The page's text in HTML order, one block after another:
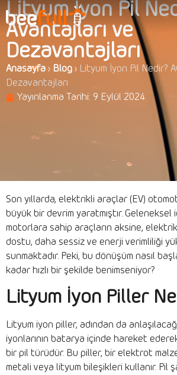
Lityum İyon Pil
Avantajları ve
Dezavantajları
Anasayfa › Blog › Lityum İyon Pil Nedir?
Dezavantajları
Yayınlanma Tarihi: 9 Eylül 2024
Son yıllarda, elektrikli araçlar (EV)
büyük bir devrim yaratmıştır. Geleneksel
motorlara sahip araçların aksine,
dostu, daha sessiz ve enerji verimliliği
sunmaktadır. Peki, bu dönüşüm nasıl
kadar hızlı bir şekilde benimseniyor?
Lityum İyon Piller
Lityum iyon piller, adından da
iyonlarının batarya içinde hareket
bir pil türüdür. Bu piller, bir elektrot
metali veya lityum bileşikleri kullanır. Pil